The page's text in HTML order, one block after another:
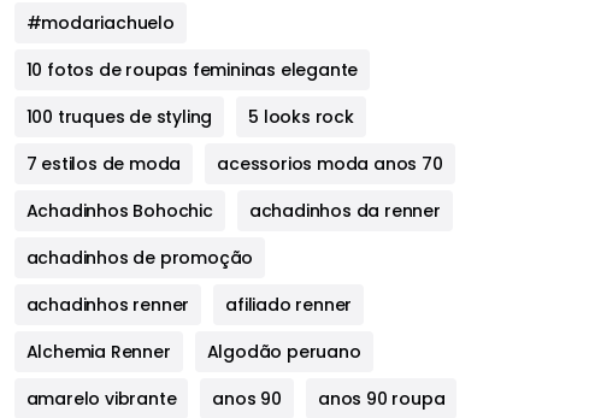
#modariachuelo
10 fotos de roupas femininas elegante
100 truques de styling
5 looks rock
7 estilos de moda
acessorios moda anos 70
Achadinhos Bohochic
achadinhos da renner
achadinhos de promoção
achadinhos renner
afiliado renner
Alchemia Renner
Algodão peruano
amarelo vibrante
anos 90 anos 90 roupa